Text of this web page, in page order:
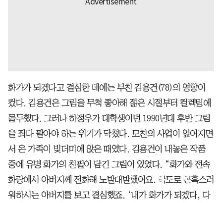
화가가 되겠다고 결심한 데에는 부친 김용건(78)의 영향이
컸다. 김용건은 그림을 무척 좋아해 젊은 시절부터 컬렉팅에
몰두했다. 그러나 하정우가 대학생이던 1990년대 후반 그림
을 죄다 팔아야 하는 위기가 닥쳤다. 모친의 사업이 엎어지면
서 온 가족이 빚더미에 앉은 때였다. 김용건이 내놓은 작품
중에 유명 화가의 친필이 담긴 그림이 있었다. “화가와 전속
화랑에서 아버지께 전화해 노발대발했어요. 극도로 곤혹스러
워하시는 아버지를 보고 결심했죠. ‘내가 화가가 되겠다, 다